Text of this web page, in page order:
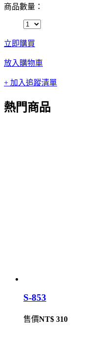
商品數量：
立即購買
放入購物車
+ 加入追蹤清單
熱門商品
S-853
售價NT$ 310